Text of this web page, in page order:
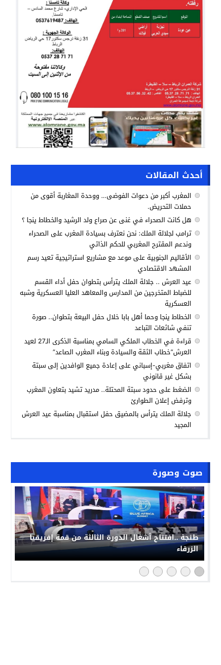
صوت وصورة
طنجة ..افتتاح أشغال الدورة الثالثة من قمة إفريقيا
الزرقاء
أحدث المقالات
المغرب أكبر من دعوات الفوضى… ووحدة المغاربة أقوى من
حملات التحريض.
هل كانت الصحراء في غنى عن صراع ولد الرشيد والخطاط ينجا ؟
ترامب لجلالة الملك: نحن نعترف بسيادة المغرب على الصحراء
وندعم المقترح المغربي للحكم الذاتي
الأقاليم الجنوبية على موعد مع مشاريع استراتيجية تعيد رسم
المشهد الاقتصادي
عيد العرش .. جلالة الملك يترأس بتطوان حفل أداء القسم
للضباط المتخرجين من المدارس والمعاهد العليا العسكرية وشبه
العسكرية
الخطاط ينجا وحما أهل بابا خلال حفل البيعة بتطوان.. صورة
تنفي شائعات التباعد
قراءة في الخطاب الملكي السامي بمناسبة الذكرى الـ27 لعيد
العرش”خطاب الثقة والسيادة وبناء المغرب الصاعد”
اتفاق مغربي-إسباني على إعادة جميع الوافدين إلى سبتة
بشكل غير قانوني
الضغط على حدود سبتة المحتلة.. مدريد تشيد بتعاون المغرب
وترفض إعلان الطوارئ
جلالة الملك يترأس بالمضيق حفل استقبال بمناسبة عيد العرش
المجيد